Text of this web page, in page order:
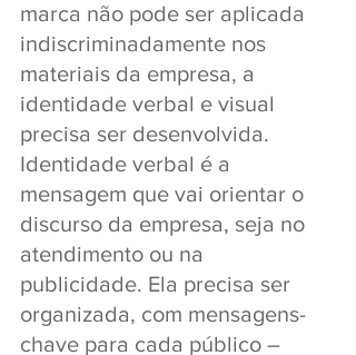
marca não pode ser aplicada
indiscriminadamente nos
materiais da empresa, a
identidade verbal e visual
precisa ser desenvolvida.
Identidade verbal é a
mensagem que vai orientar o
discurso da empresa, seja no
atendimento ou na
publicidade. Ela precisa ser
organizada, com mensagens-
chave para cada público –